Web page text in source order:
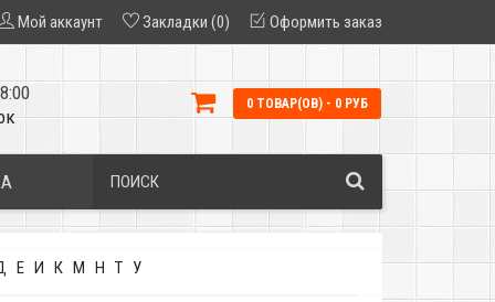
Мой аккаунт Закладки (0) Оформить заказ
0 ТОВАР(ОВ) - 0 РУБ
Е И К М Н Т У